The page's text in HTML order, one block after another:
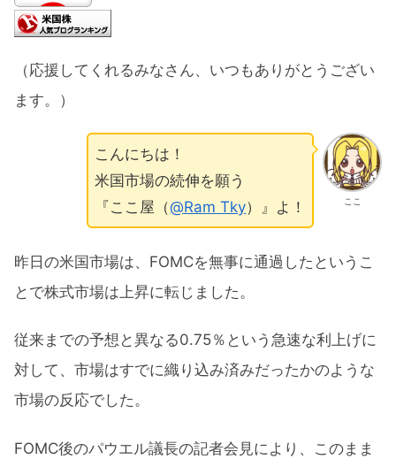
（応援してくれるみなさん、いつもありがとうござい
ます。）
ここ
こんにちは！
米国市場の続伸を願う
『ここ屋（@Ram Tky）』よ！
昨日の米国市場は、FOMCを無事に通過したというこ
とで株式市場は上昇に転じました。
従来までの予想と異なる0.75％という急速な利上げに
対して、市場はすでに織り込み済みだったかのような
市場の反応でした。
FOMC後のパウエル議長の記者会見により、このまま